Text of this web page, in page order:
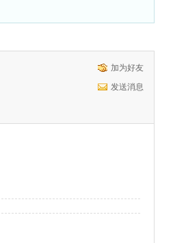
加为好友
发送消息